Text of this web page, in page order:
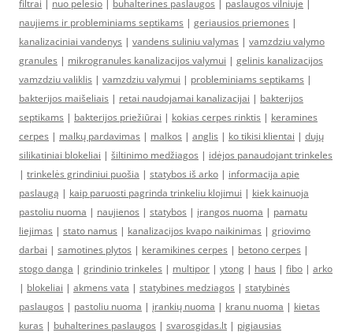
filtrai | nuo pelesio | buhalterines paslaugos | paslaugos vilniuje |
naujiems ir probleminiams septikams | geriausios priemones |
kanalizaciniai vandenys | vandens suliniu valymas | vamzdziu valymo
granules | mikrogranules kanalizacijos valymui | gelinis kanalizacijos
vamzdziu valiklis | vamzdziu valymui | probleminiams septikams |
bakterijos maišeliais | retai naudojamai kanalizacijai | bakterijos
septikams | bakterijos priežiūrai | kokias cerpes rinktis | keramines
cerpes | malkų pardavimas | malkos | anglis | ko tikisi klientai | dujų
silikatiniai blokeliai | šiltinimo medžiagos | idėjos panaudojant trinkeles
| trinkelės grindiniui puošia | statybos iš arko | informacija apie
paslaugą | kaip paruosti pagrinda trinkeliu klojimui | kiek kainuoja
pastoliu nuoma | naujienos | statybos | įrangos nuoma | pamatu
liejimas | stato namus | kanalizacijos kvapo naikinimas | griovimo
darbai | samotines plytos | keramikines cerpes | betono cerpes |
stogo danga | grindinio trinkeles | multipor | ytong | haus | fibo | arko
| blokeliai | akmens vata | statybines medziagos | statybinės
paslaugos | pastoliu nuoma | įrankių nuoma | kranu nuoma | kietas
kuras | buhalterines paslaugos | svarosgidas.lt | pigiausias